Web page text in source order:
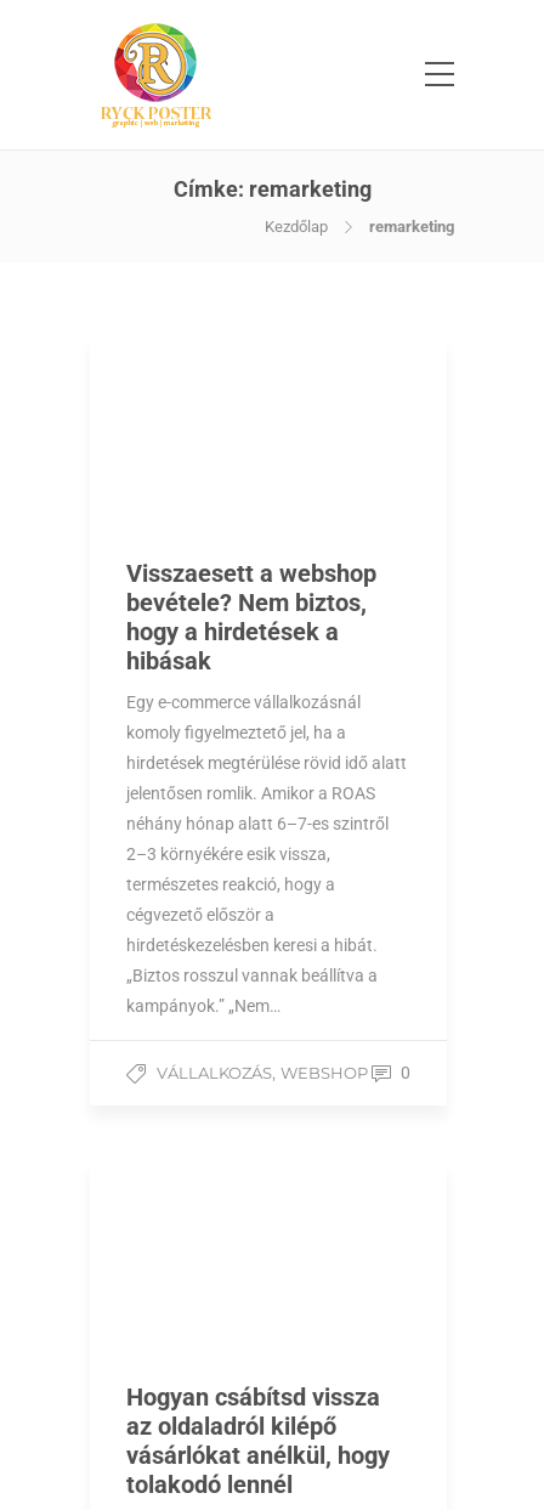
Címke: remarketing
Kezdőlap remarketing
Visszaesett a webshop
bevétele? Nem biztos,
hogy a hirdetések a
hibásak
Egy e-commerce vállalkozásnál
komoly figyelmeztető jel, ha a
hirdetések megtérülése rövid idő alatt
jelentősen romlik. Amikor a ROAS
néhány hónap alatt 6–7-es szintről
2–3 környékére esik vissza,
természetes reakció, hogy a
cégvezető először a
hirdetéskezelésben keresi a hibát.
„Biztos rosszul vannak beállítva a
kampányok.” „Nem…
VÁLLALKOZÁS, WEBSHOP 0
Hogyan csábítsd vissza
az oldaladról kilépő
vásárlókat anélkül, hogy
tolakodó lennél